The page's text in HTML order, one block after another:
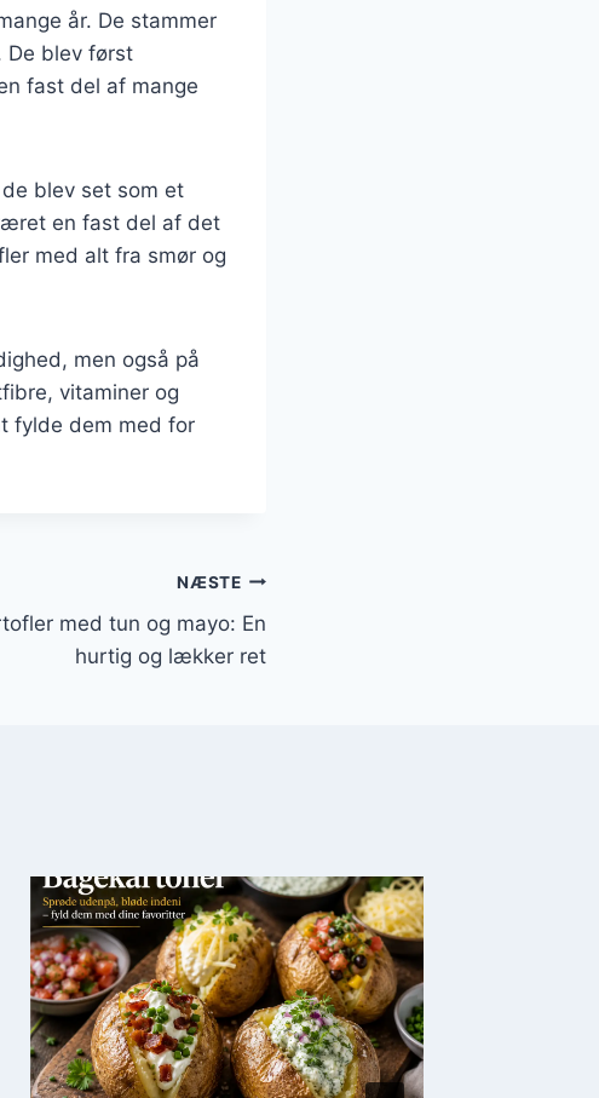
år. De stammer
De blev først
fast del af mange
blev set som et
en fast del af det
med alt fra smør og
men også på
vitaminer og
fylde dem med for
NÆSTE
med tun og mayo: En
hurtig og lækker ret